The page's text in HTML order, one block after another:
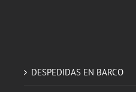
DESPEDIDAS EN BARCO